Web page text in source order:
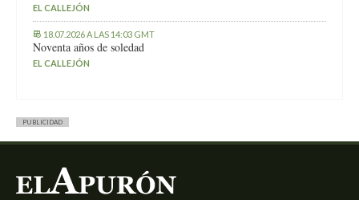
EL CALLEJÓN
18.07.2026 A LAS 14:03 GMT
Noventa años de soledad
EL CALLEJÓN
PUBLICIDAD